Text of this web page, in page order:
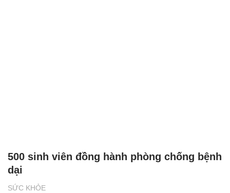
SỨC KHỎE
500 sinh viên đồng hành phòng chống bệnh
dại